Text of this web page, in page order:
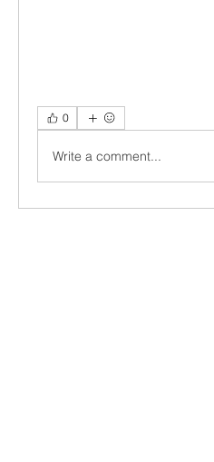
0
Write a comment...